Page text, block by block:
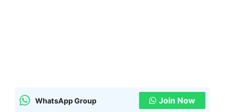
WhatsApp Group Join Now